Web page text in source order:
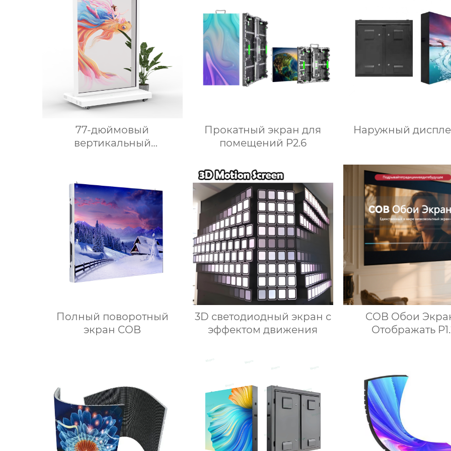
77-дюймовый
вертикальный
Прокатный экран для
помещений P2.6
Наружный
Полный поворотный
экран COB
3D светодиодный экран с
эффектом движения
COB Обои
Отображать